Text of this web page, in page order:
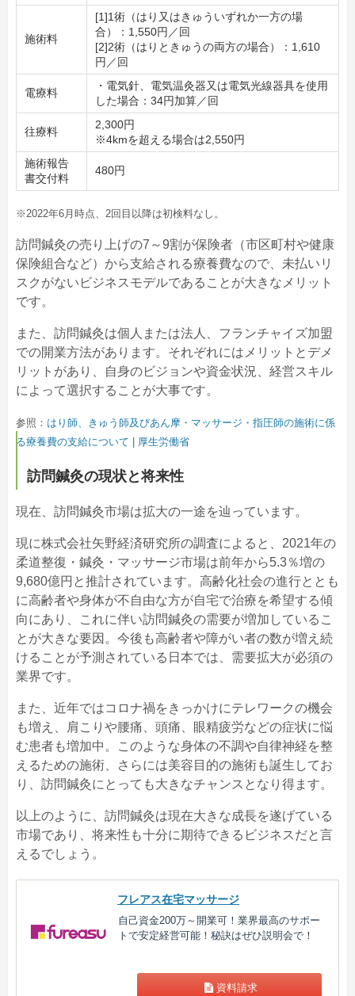
施術料
[1]1術（はり又はきゅういずれか一方の場
合）：1,550円／回
[2]2術（はりときゅうの両方の場合）：1,610
円／回
電療料
・電気針、電気温灸器又は電気光線器具を使用
した場合：34円加算／回
往療料
2,300円
※4kmを超える場合は2,550円
施術報告
書交付料
480円
※2022年6月時点、2回目以降は初検料なし。
訪問鍼灸の売り上げの7～9割が保険者（市区町村や健康
保険組合など）から支給される療養費なので、未払いリ
スクがないビジネスモデルであることが大きなメリット
です。
また、訪問鍼灸は個人または法人、フランチャイズ加盟
での開業方法があります。それぞれにはメリットとデメ
リットがあり、自身のビジョンや資金状況、経営スキル
によって選択することが大事です。
参照： はり師、きゅう師及びあん摩・マッサージ・指圧師の施術に係
る療養費の支給について | 厚生労働省
訪問鍼灸の現状と将来性
現在、訪問鍼灸市場は拡大の一途を辿っています。
現に株式会社矢野経済研究所の調査によると、2021年の
柔道整復・鍼灸・マッサージ市場は前年から5.3％増の
9,680億円と推計されています。高齢化社会の進行ととも
に高齢者や身体が不自由な方が自宅で治療を希望する傾
向にあり、これに伴い訪問鍼灸の需要が増加しているこ
とが大きな要因。今後も高齢者や障がい者の数が増え続
けることが予測されている日本では、需要拡大が必須の
業界です。
また、近年ではコロナ禍をきっかけにテレワークの機会
も増え、肩こりや腰痛、頭痛、眼精疲労などの症状に悩
む患者も増加中。このような身体の不調や自律神経を整
えるための施術、さらには美容目的の施術も誕生してお
り、訪問鍼灸にとっても大きなチャンスとなり得ます。
以上のように、訪問鍼灸は現在大きな成長を遂げている
市場であり、将来性も十分に期待できるビジネスだと言
えるでしょう。
フレアス在宅マッサージ
自己資金200万～開業可！業界最高のサポー
トで安定経営可能！秘訣はぜひ説明会で！
資料請求